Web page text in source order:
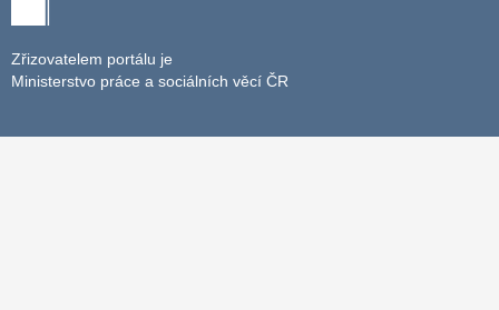
Zřizovatelem portálu je
Ministerstvo práce a sociálních věcí ČR